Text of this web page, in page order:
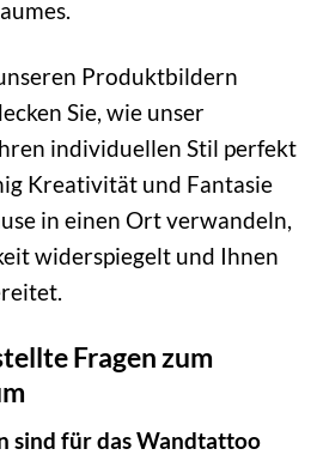
Produktbildern
Sie, wie unser
individuellen Stil perfekt
Kreativität und Fantasie
in einen Ort verwandeln,
widerspiegelt und Ihnen
Fragen zum
sind für das Wandtattoo